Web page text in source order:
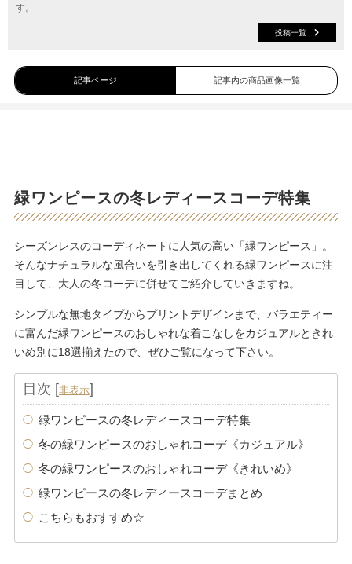
す。
投稿一覧
記事ページ 記事内の商品画像一覧
緑ワンピースの冬レディースコーデ特集
シーズンレスのコーディネートに人気の高い「緑ワンピース」。
そんなナチュラルな風合いを引き出してくれる緑ワンピースに注
目して、大人の冬コーデに併せてご紹介していきますね。
シンプルな無地タイプからプリントデザインまで、バラエティー
に富んだ緑ワンピースのおしゃれな着こなしをカジュアルときれ
いめ別に18選揃えたので、ぜひご覧になって下さい。
目次 [非表示]
緑ワンピースの冬レディースコーデ特集
冬の緑ワンピースのおしゃれコーデ《カジュアル》
冬の緑ワンピースのおしゃれコーデ《きれいめ》
緑ワンピースの冬レディースコーデまとめ
こちらもおすすめ☆